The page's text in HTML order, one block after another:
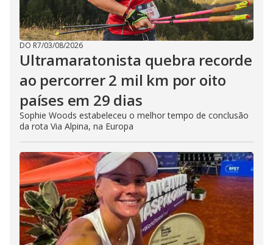
DO R7/03/08/2026
Ultramaratonista quebra recorde
ao percorrer 2 mil km por oito
países em 29 dias
Sophie Woods estabeleceu o melhor tempo de conclusão
da rota Via Alpina, na Europa